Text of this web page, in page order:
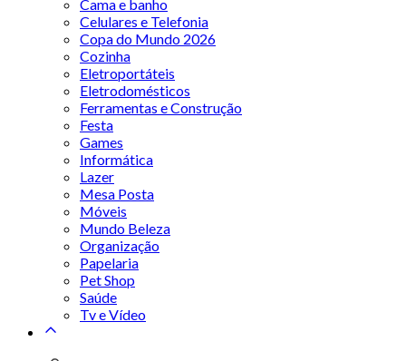
Cama e banho
Celulares e Telefonia
Copa do Mundo 2026
Cozinha
Eletroportáteis
Eletrodomésticos
Ferramentas e Construção
Festa
Games
Informática
Lazer
Mesa Posta
Móveis
Mundo Beleza
Organização
Papelaria
Pet Shop
Saúde
Tv e Vídeo